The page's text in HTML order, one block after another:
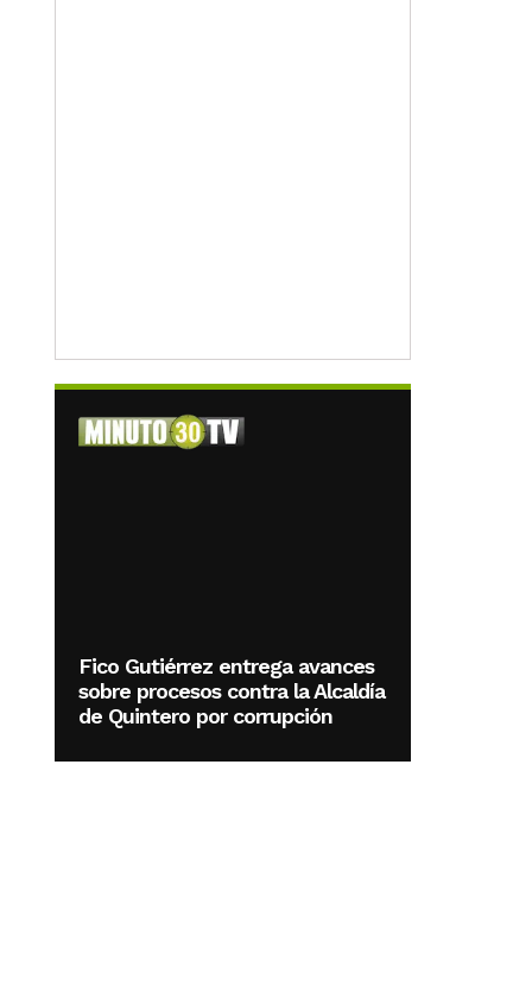
Fico Gutiérrez entrega avances
sobre procesos contra la Alcaldía
de Quintero por corrupción